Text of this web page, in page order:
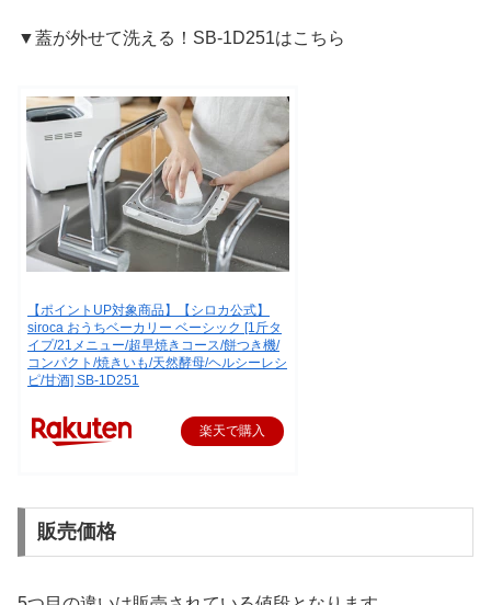
▼蓋が外せて洗える！SB-1D251はこちら
【ポイントUP対象商品】【シロカ公式】
siroca おうちベーカリー ベーシック [1斤タ
イプ/21メニュー/超早焼きコース/餅つき機/
コンパクト/焼きいも/天然酵母/ヘルシーレシ
ピ/甘酒] SB-1D251
楽天で購入
販売価格